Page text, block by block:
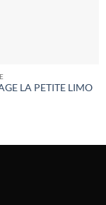
LA PETITE LIMO